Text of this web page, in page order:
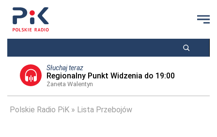
Słuchaj teraz
Regionalny Punkt Widzenia do 19:00
Żaneta Walentyn
Polskie Radio PiK Lista Przebojów